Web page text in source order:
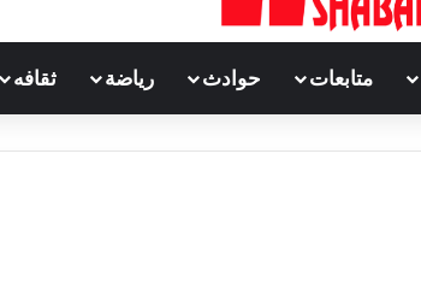
متابعات حوادث رياضة ثقافه